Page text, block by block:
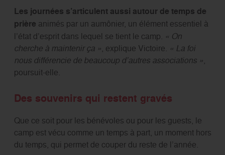
Les journées s’articulent aussi autour de temps de
prière animés par un aumônier, un élément essentiel à
l’état d’esprit dans lequel se tient le camp. « On
cherche à maintenir ça », explique Victoire. « La foi
nous différencie de beaucoup d’autres associations »,
poursuit-elle.
Des souvenirs qui restent gravés
Que ce soit pour les bénévoles ou pour les guests, le
camp est vécu comme un temps à part, un moment hors
du temps, qui permet de couper du reste de l’année.